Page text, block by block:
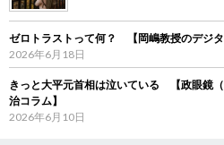
ゼロトラストって何？ 【岡嶋教授のデジタ
2026年6月18日
きっと大平元首相は泣いている 【政眼鏡
治コラム】
2026年6月10日